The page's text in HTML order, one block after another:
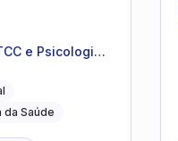
e Psicologia
da Saúde